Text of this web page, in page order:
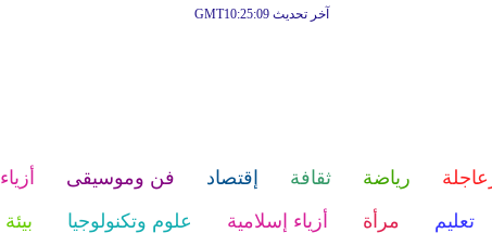
آخر تحديث GMT10:25:09
رياضة ثقافة إقتصاد فن وموسيقى أزياء
تعليم مرأة أزياء إسلامية علوم وتكنولوجيا بيئة